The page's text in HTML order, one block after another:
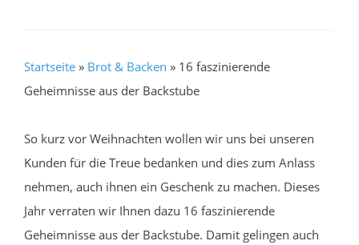
Startseite » Brot & Backen » 16 faszinierende
Geheimnisse aus der Backstube
So kurz vor Weihnachten wollen wir uns bei unseren
Kunden für die Treue bedanken und dies zum Anlass
nehmen, auch ihnen ein Geschenk zu machen. Dieses
Jahr verraten wir Ihnen dazu 16 faszinierende
Geheimnisse aus der Backstube. Damit gelingen auch